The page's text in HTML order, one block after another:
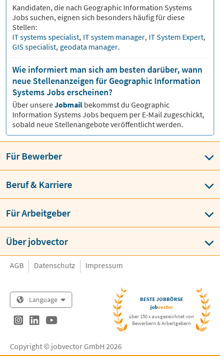
Kandidaten, die nach Geographic Information Systems
Jobs suchen, eignen sich besonders häufig für diese
Stellen:
IT systems specialist, IT system manager, IT System Expert,
GIS specialist, geodata manager.
Wie informiert man sich am besten darüber, wann
neue Stellenanzeigen für Geographic Information
Systems Jobs erscheinen?
Über unsereJobmail bekommst du Geographic
Information SystemsJobs bequem per E-Mail zugeschickt,
sobald neue Stellenangebote veröffentlicht werden.
Für Bewerber
Beruf & Karriere
Für Arbeitgeber
Über jobvector
AGB Datenschutz Impressum
Language
BESTE JOBBÖRSE
jobvector
über 150 x ausgezeichnet von
Bewerbern & Arbeitgebern
Copyright © jobvector GmbH 2026